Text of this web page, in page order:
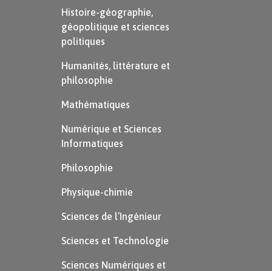
Histoire-géographie,
géopolitique et sciences
politiques
Humanités, littérature et
philosophie
Mathématiques
Numérique et Sciences
Informatiques
Philosophie
Physique-chimie
Sciences de l’Ingénieur
Sciences et Technologie
Sciences Numériques et